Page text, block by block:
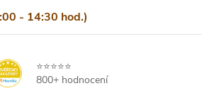
- 14:30 hod.)
Doprava a platba
⭐⭐⭐⭐⭐
800+ hodnocení